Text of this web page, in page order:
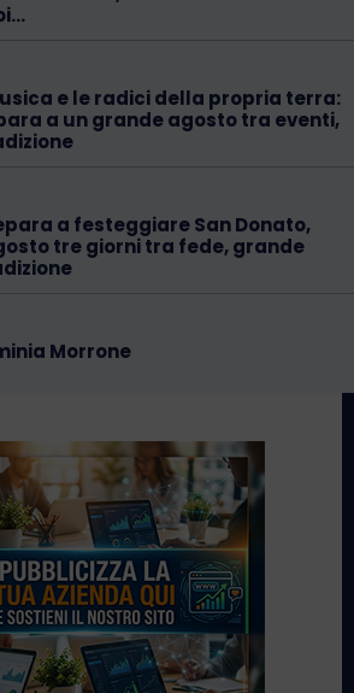
e le radici della propria terra:
a un grande agosto tra eventi,
a festeggiare San Donato,
tre giorni tra fede, grande
Morrone